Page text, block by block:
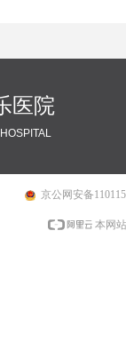
医院
京公网安备
本网